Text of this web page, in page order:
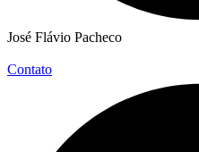
José Flávio Pacheco
Contato